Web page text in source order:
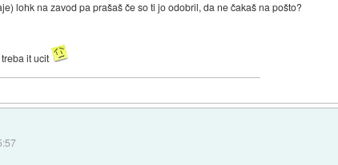
lohk na zavod pa prašaš če so ti jo odobril, da ne čakaš na pošto?
it ucit